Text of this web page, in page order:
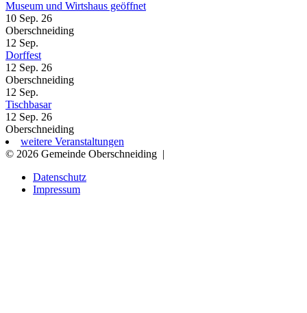
Museum und Wirtshaus geöffnet
10 Sep. 26
Oberschneiding
12 Sep.
Dorffest
12 Sep. 26
Oberschneiding
12 Sep.
Tischbasar
12 Sep. 26
Oberschneiding
weitere Veranstaltungen
© 2026 Gemeinde Oberschneiding |
Datenschutz
Impressum